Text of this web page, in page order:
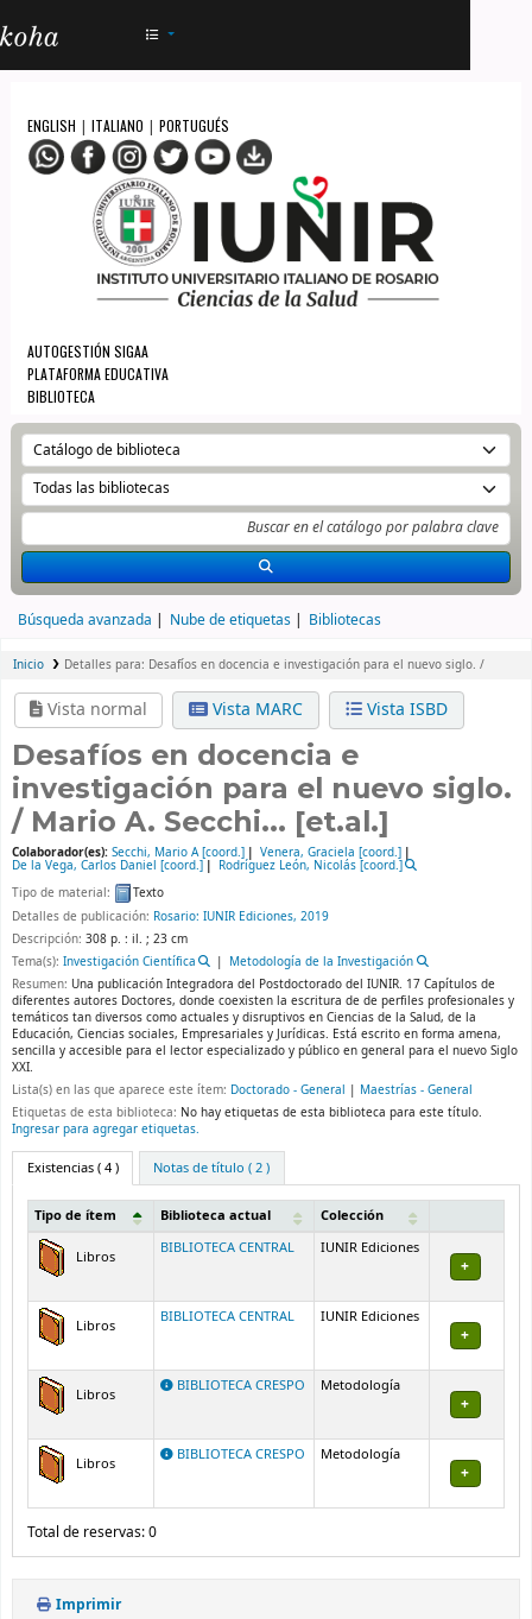
ENGLISH | ITALIANO | PORTUGUÉS
AUTOGESTIÓN SIGAA
PLATAFORMA EDUCATIVA
BIBLIOTECA
Búsqueda avanzada Nube de etiquetas Bibliotecas
Inicio Detalles para: Desafíos en docencia e investigación para el nuevo siglo. /
Vista normal Vista MARC Vista ISBD
Desafíos en docencia e
investigación para el nuevo siglo.
/ Mario A. Secchi... [et.al.]
Colaborador(es): Secchi, Mario A[coord.] Venera, Graciela [coord.]
De la Vega, Carlos Daniel [coord.] Rodríguez León, Nicolás[coord.]
Tipo de material:
Texto
Detalles de publicación: Rosario: IUNIR Ediciones, 2019
Descripción: 308 p. : il. ; 23 cm
Tema(s): Investigación Científica
Metodología de la Investigación
Resumen: Una publicación Integradora del Postdoctorado del IUNIR. 17 Capítulos de
diferentes autores Doctores, donde coexisten la escritura de de perfiles profesionales y
temáticos tan diversos como actuales y disruptivos en Ciencias de la Salud, de la
Educación, Ciencias sociales, Empresariales y Jurídicas. Está escrito en forma amena,
sencilla y accesible para el lector especializado y público en general para el nuevo Siglo
XXI.
Lista(s) en las que aparece este ítem: Doctorado - General | Maestrías - General
Etiquetas de esta biblioteca: No hay etiquetas de esta biblioteca para este título.
Ingresar para agregar etiquetas.
Existencias( 4 ) Notas de título ( 2 )
Existencias
Tipo de ítem Biblioteca actual Colección
Libros
BIBLIOTECA CENTRAL IUNIR Ediciones
Libros
BIBLIOTECA CENTRAL IUNIR Ediciones
Libros
BIBLIOTECA CRESPO Metodología
Libros
BIBLIOTECA CRESPO Metodología
Total de reservas: 0
Imprimir